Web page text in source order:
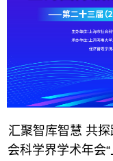
汇聚智库智慧 共
会科学界学术年会